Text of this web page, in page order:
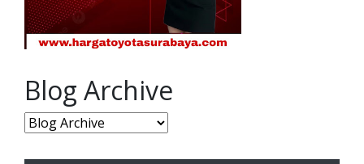
Blog Archive